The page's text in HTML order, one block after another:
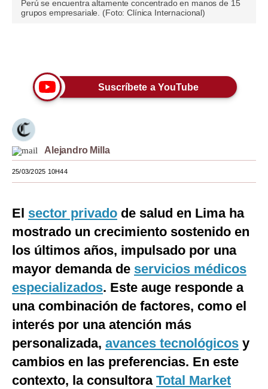
Blogs
Viajes
Estilos
Mundo
España
Internacional
Tecnología
Mix
G de Gestión
Perú se encuentra altamente concentrado en manos de 15
grupos empresariale. (Foto: Clínica Internacional)
Suscríbete a YouTube
Alejandro Milla
25/03/2025 10H44
El sector privado de salud en Lima ha
mostrado un crecimiento sostenido en
los últimos años, impulsado por una
mayor demanda de servicios médicos
especializados. Este auge responde a
una combinación de factores, como el
interés por una atención más
personalizada, avances tecnológicos y
cambios en las preferencias. En este
contexto, la consultora Total Market